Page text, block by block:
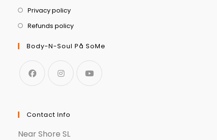
Privacy policy
Refunds policy
Body-N-Soul På SoMe
Contact Info
Near Shore SL